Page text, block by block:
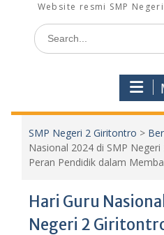
Website resmi SMP
Search
for:
SMP Negeri 2 Giritontro >
Nasional 2024 di SMP
Peran Pendidik dalam
Hari Guru
Negeri 2